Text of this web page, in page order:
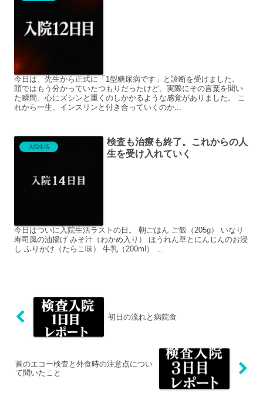
今日は、先生から正式に「1型糖尿病です」と診断を受けました。
頭ではもう分かっていたつもりだったけど、実際にその言葉を聞い
た瞬間、心にズシンと重くのしかかるような感覚がありました。 こ
れから一生、インスリンと付き合っていくのか...
入院生活
検査も治療も終了。これからの人
生を受け入れていく
今日はついに入院生活ラストの日。 朝ごはん ご飯（205g） いなり
寿司風の油揚げ みそ汁（わかめ入り） ほうれん草とにんじんのお浸
し ふりかけ（たらこ味） 牛乳（200ml） ...
初日の流れと病院食
首のエコー検査と外食時の注意点につい
て聞いたこと